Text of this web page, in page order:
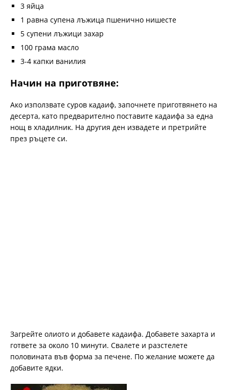
3 яйца
1 равна супена лъжица пшенично нишесте
5 супени лъжици захар
100 грама масло
3-4 капки ванилия
Начин на приготвяне:
Ако използвате суров кадаиф, започнете приготвянето на
десерта, като предварително поставите кадаифа за една
нощ в хладилник. На другия ден извадете и претрийте
през ръцете си.
Загрейте олиото и добавете кадаифа. Добавете захарта и
гответе за около 10 минути. Свалете и разстелете
половината във форма за печене. По желание можете да
добавите ядки.